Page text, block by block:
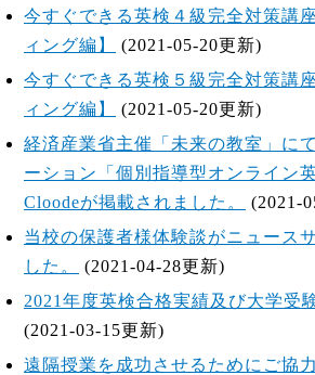
今すぐできる英検４級完全対策講
ィング編】
(2021-05-20更新)
今すぐできる英検５級完全対策講
ィング編】
(2021-05-20更新)
経済産業省主催「未来の教室」に
ーション「個別指導型オンライン
Cloodeが掲載されました。
(2021-
当校の保護者様体験談がニュース
した。
(2021-04-28更新)
2021年度英検合格実績及び大学受
(2021-03-15更新)
遠隔授業を成功させるためにご協